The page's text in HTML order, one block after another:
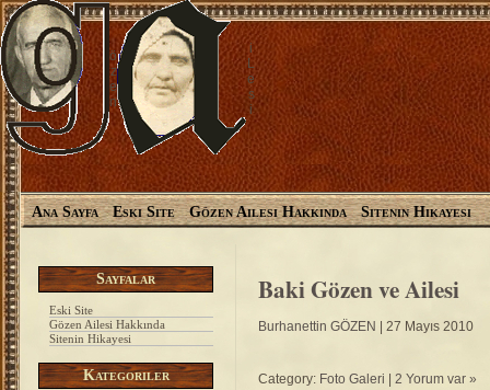
ö
z
e
n
i
L
e
s
i
Ana Sayfa Eski Site Gözen Ailesi Hakkında Sitenin Hikayesi
Sayfalar
Eski Site
Gözen Ailesi Hakkında
Sitenin Hikayesi
Kategoriler
Baki Gözen ve Ailesi
Burhanettin GÖZEN | 27 Mayıs 2010
Category: Foto Galeri
2 Yorum var »